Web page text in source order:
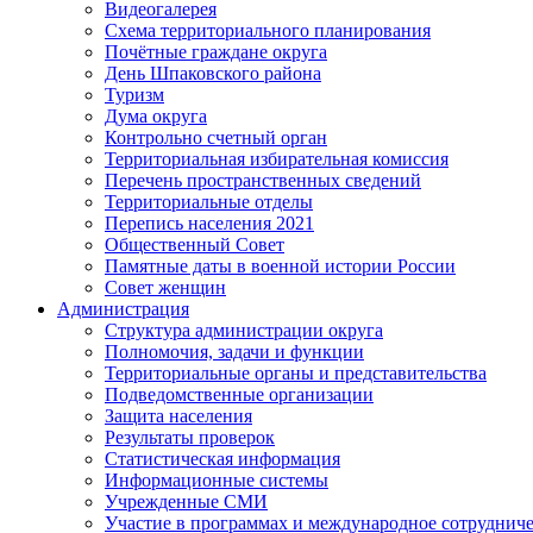
Видеогалерея
Схема территориального планирования
Почётные граждане округа
День Шпаковского района
Туризм
Дума округа
Контрольно счетный орган
Территориальная избирательная комиссия
Перечень пространственных сведений
Территориальные отделы
Перепись населения 2021
Общественный Совет
Памятные даты в военной истории России
Совет женщин
Администрация
Структура администрации округа
Полномочия, задачи и функции
Территориальные органы и представительства
Подведомственные организации
Защита населения
Результаты проверок
Статистическая информация
Информационные системы
Учрежденные СМИ
Участие в программах и международное